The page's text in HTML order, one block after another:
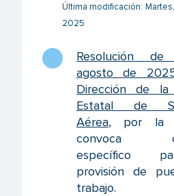
Última modificación:
2025
Resolución
agosto de
Dirección de la
Estatal de
Aérea, por la
convoca
específico
provisión de
trabajo.